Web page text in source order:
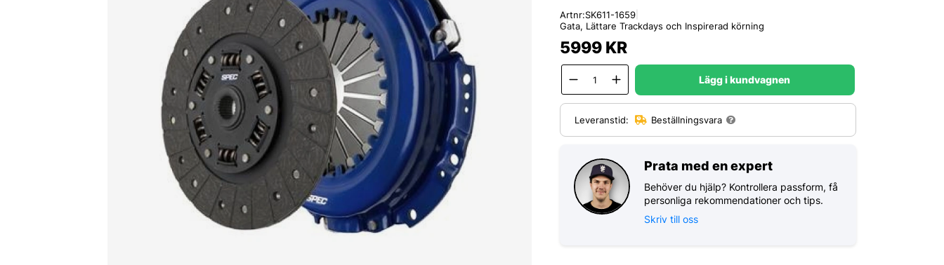
Artnr:SK611-1659
Gata, Lättare Trackdays och Inspirerad körning
5999 KR
Lägg i kundvagnen
Leveranstid: Beställningsvara
Prata med en expert
Behöver du hjälp? Kontrollera passform, få
personliga rekommendationer och tips.
Skriv till oss